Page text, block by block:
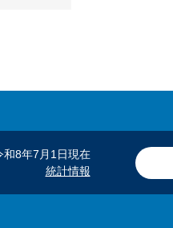
和8年7月1日現在
統計情報